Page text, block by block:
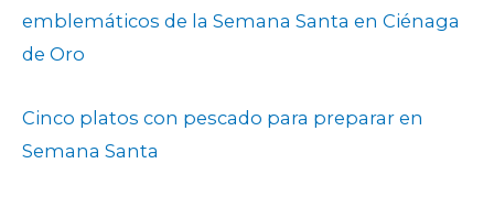
emblemáticos de la Semana Santa en Ciénaga
de Oro
Cinco platos con pescado para preparar en
Semana Santa